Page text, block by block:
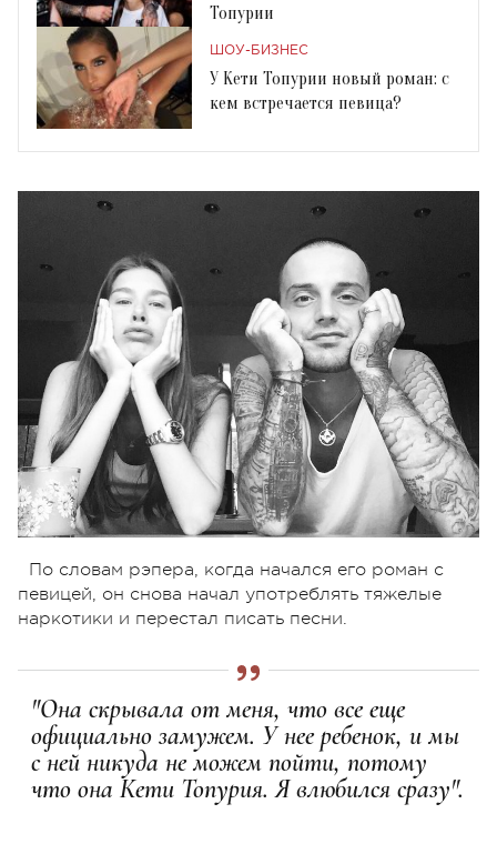
Топурии
ШОУ-БИЗНЕС
У Кети Топурии новый роман: с
кем встречается певица?
По словам рэпера, когда начался его роман с
певицей, он снова начал употреблять тяжелые
наркотики и перестал писать песни.
"Она скрывала от меня, что все еще
официально замужем. У нее ребенок, и мы
с ней никуда не можем пойти, потому
что она Кети Топурия. Я влюбился сразу".